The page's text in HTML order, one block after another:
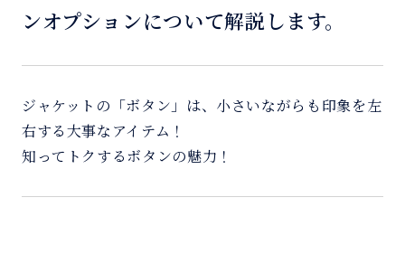
ンオプションについて解説します。
ジャケットの「ボタン」は、小さいながらも印象を左
右する大事なアイテム！
知ってトクするボタンの魅力！